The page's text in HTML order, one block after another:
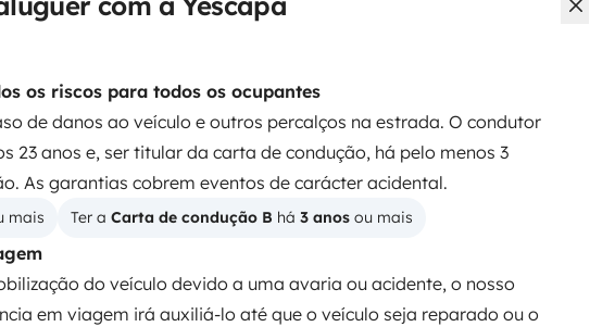
os riscos para todos os ocupantes
de danos ao veículo e outros percalços na estrada. O condutor
23 anos e, ser titular da carta de condução, há pelo menos 3
As garantias cobrem eventos de carácter acidental.
mais Ter a Carta de condução B há 3 anos ou mais
do veículo devido a uma avaria ou acidente, o nosso
em viagem irá auxiliá-lo até que o veículo seja reparado ou o
Cama 2
Cama central
140x190 cm
Frigorífico